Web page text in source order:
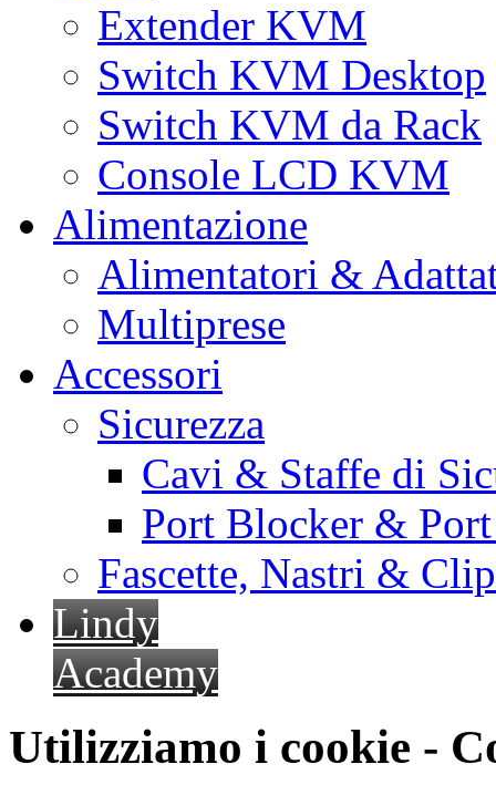
Extender KVM
Switch KVM Desktop
Switch KVM da Rack
Console LCD KVM
Alimentazione
Alimentatori &
Multiprese
Accessori
Sicurezza
Cavi & Staffe di
Port Blocker &
Fascette, Nastri &
Lindy
Academy
Utilizziamo i cookie -